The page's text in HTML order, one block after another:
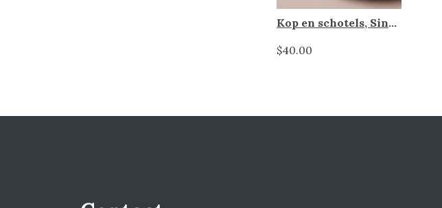
Kop en schotels, Sint Maarten porselein
$40.00